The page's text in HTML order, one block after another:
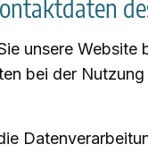
unsere
bei der